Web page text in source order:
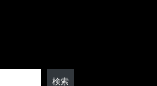
検索